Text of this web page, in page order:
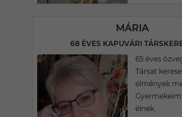
MÁRIA
68 ÉVES KAPUVÁRI
65 éves
Társat
élmények
élnek.